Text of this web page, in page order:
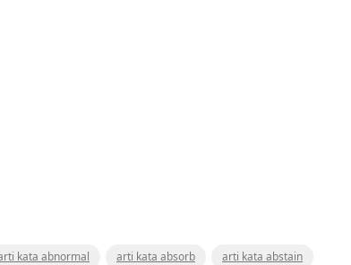
kata abnormal arti kata absorb
arti kata abstain